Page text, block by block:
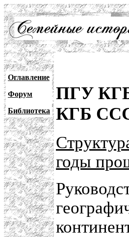
Оглавление
Форум
Библиотека
ПГУ
КГБ
годы